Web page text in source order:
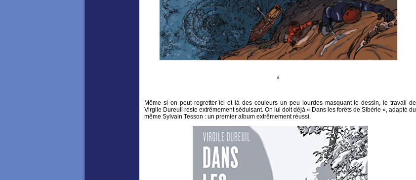
Même si on peut regretter ici et là des couleurs un peu lourdes masquant le dessin, le travail de
Virgile Dureuil reste extrêmement séduisant. On lui doit déjà « Dans les forêts de Sibérie », adapté du
même Sylvain Tesson : un premier album extrêmement réussi.